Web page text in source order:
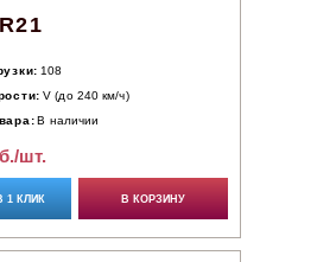
108
V (до 240 км/ч)
В наличии
шт.
1 КЛИК В КОРЗИНУ